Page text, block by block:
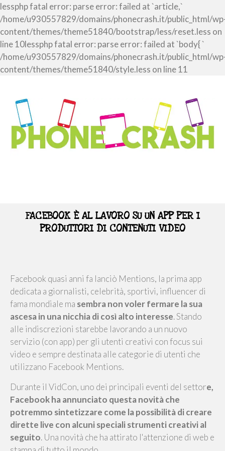
lessphp fatal error: parse error: failed at `article,`
/home/u930557829/domains/phonecrash.it/public_html/
content/themes/theme51840/bootstrap/less/reset.less on
line 10lessphp fatal error: parse error: failed at `body{ `
/home/u930557829/domains/phonecrash.it/public_html/
content/themes/theme51840/style.less on line 11
FACEBOOK È AL LAVORO SU UN APP PER I
PRODUTTORI DI CONTENUTI VIDEO
Facebook quasi anni fa lanciò Mentions, la prima app
dedicata a giornalisti, celebrità, sportivi, influencer di
fama mondiale ma sembra non voler fermare la sua
ascesa in una nicchia di così alto interesse. Stando
alle indiscrezioni starebbe lavorando a un nuovo
servizio (con app) per gli utenti creativi con focus sui
video e sempre destinata alle categorie di utenti che
utilizzano Facebook Mentions.
Durante il VidCon, uno dei principali eventi del settore,
Facebook ha annunciato questa novità che
potremmo sintetizzare come la possibilità di creare
dirette live con alcuni speciali strumenti creativi al
seguito. Una novità che ha attirato l'attenzione di web e